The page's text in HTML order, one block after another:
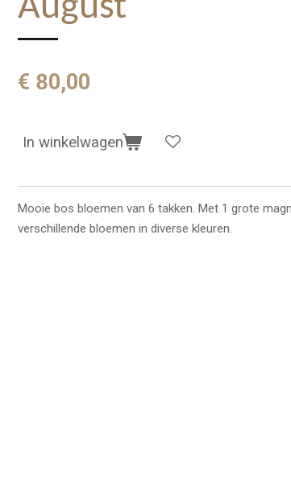
August
€ 80,00
In winkelwagen
Mooie bos bloemen van 6 takken. Met 1 grote
verschillende bloemen in diverse kleuren.